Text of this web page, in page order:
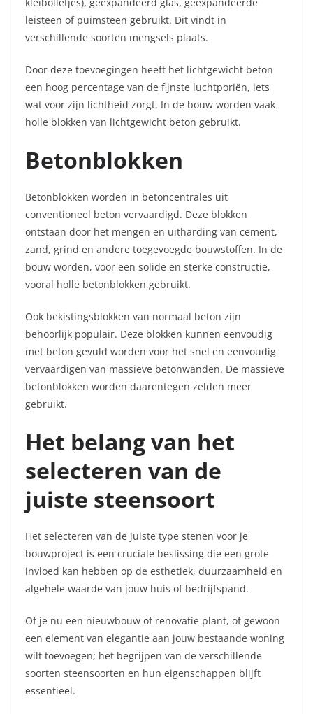
leisteen of puimsteen gebruikt. Dit vindt in
verschillende soorten mengsels plaats.
Door deze toevoegingen heeft het lichtgewicht beton
een hoog percentage van de fijnste luchtporiën, iets
wat voor zijn lichtheid zorgt. In de bouw worden vaak
holle blokken van lichtgewicht beton gebruikt.
Betonblokken
Betonblokken worden in betoncentrales uit
conventioneel beton vervaardigd. Deze blokken
ontstaan door het mengen en uitharding van cement,
zand, grind en andere toegevoegde bouwstoffen. In de
bouw worden, voor een solide en sterke constructie,
vooral holle betonblokken gebruikt.
Ook bekistingsblokken van normaal beton zijn
behoorlijk populair. Deze blokken kunnen eenvoudig
met beton gevuld worden voor het snel en eenvoudig
vervaardigen van massieve betonwanden. De massieve
betonblokken worden daarentegen zelden meer
gebruikt.
Het belang van het
selecteren van de
juiste steensoort
Het selecteren van de juiste type stenen voor je
bouwproject is een cruciale beslissing die een grote
invloed kan hebben op de esthetiek, duurzaamheid en
algehele waarde van jouw huis of bedrijfspand.
Of je nu een nieuwbouw of renovatie plant, of gewoon
een element van elegantie aan jouw bestaande woning
wilt toevoegen; het begrijpen van de verschillende
soorten steensoorten en hun eigenschappen blijft
essentieel.